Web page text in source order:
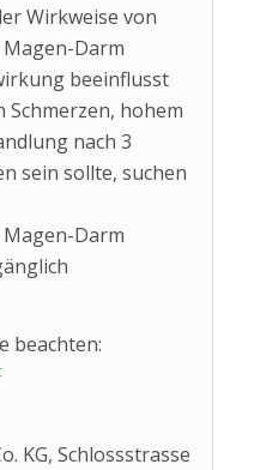
Wirkweise von
Darm
beeinflusst
Schmerzen, hohem
nach 3
sein sollte, suchen
Darm
beachten:
KG, Schlossstrasse